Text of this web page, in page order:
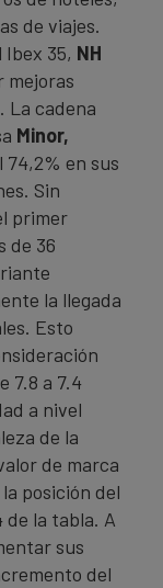
de viajes.
35, NH
mejoras
La cadena
Minor,
en sus
Sin
primer
de 36
la llegada
Esto
7.8 a 7.4
a nivel
de la
de marca
posición del
de la tabla. A
sus
del